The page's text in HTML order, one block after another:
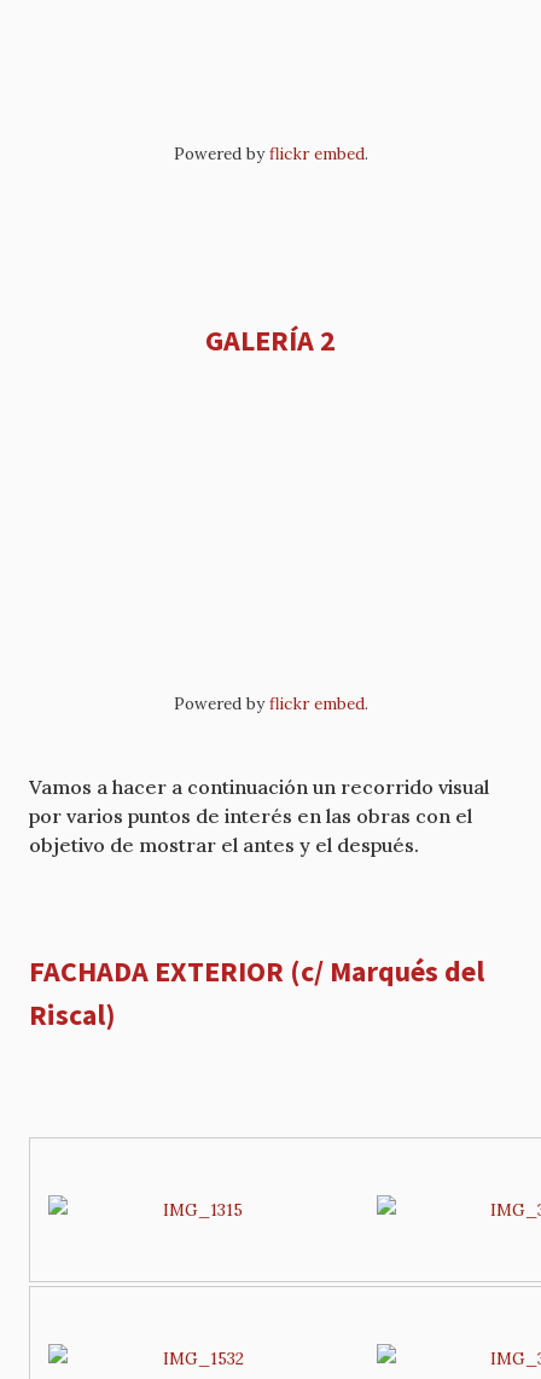
Powered byflickr embed.
GALERÍA 2
Powered byflickr embed.
Vamos a hacer a continuación un recorrido visual
por varios puntos de interés en las obras con el
objetivo de mostrar el antes y el después.
FACHADA EXTERIOR (c/ Marqués del
Riscal)